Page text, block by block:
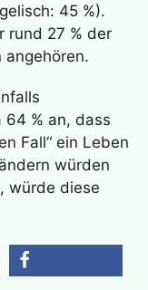
45 %).
rund 27 % der
angehören.
% an, dass
Fall“ ein Leben
würden
würde diese